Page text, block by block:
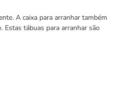
A caixa para arranhar também
Estas tábuas para arranhar são